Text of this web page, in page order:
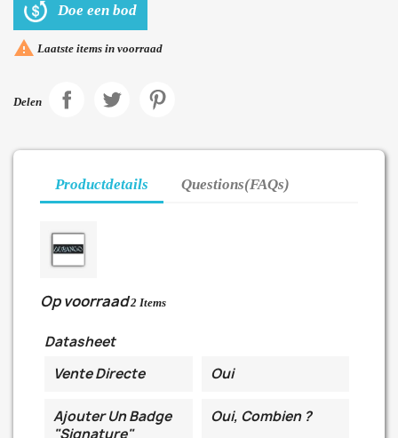
Doe een bod
 Laatste items in voorraad
Delen
Productdetails Questions(FAQs)
Op voorraad 2 Items
Datasheet
Vente Directe
Oui
Ajouter Un Badge
"Signature"
Oui, Combien ?